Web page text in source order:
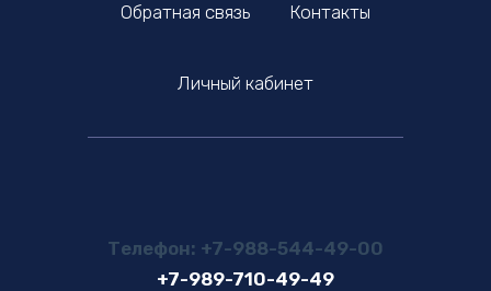
Обратная связь Контакты
Личный кабинет
Телефон: +7-988-544-49-00
+7-989-710-49-49